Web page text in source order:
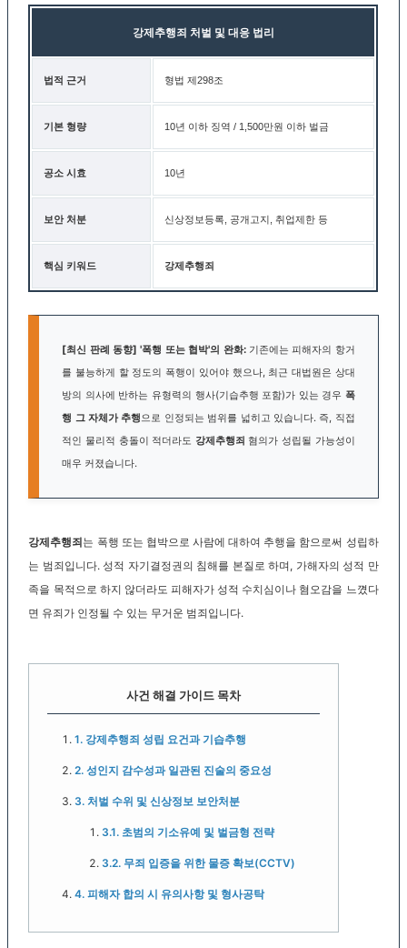
강제추행죄 처벌 및 대응 법리
법적 근거 형법 제298조
기본 형량 10년 이하 징역 / 1,500만원 이하 벌금
공소 시효 10년
보안 처분 신상정보등록, 공개고지, 취업제한 등
핵심 키워드 강제추행죄
[최신 판례 동향] '폭행 또는 협박'의 완화:기존에는 피해자의 항거
를 불능하게 할 정도의 폭행이 있어야 했으나, 최근 대법원은 상대
방의 의사에 반하는 유형력의 행사(기습추행 포함)가 있는 경우 폭
행 그 자체가 추행으로 인정되는 범위를 넓히고 있습니다. 즉, 직접
적인 물리적 충돌이 적더라도 강제추행죄 혐의가 성립될 가능성이
매우 커졌습니다.
강제추행죄는 폭행 또는 협박으로 사람에 대하여 추행을 함으로써 성립하
는 범죄입니다. 성적 자기결정권의 침해를 본질로 하며, 가해자의 성적 만
족을 목적으로 하지 않더라도 피해자가 성적 수치심이나 혐오감을 느꼈다
면 유죄가 인정될 수 있는 무거운 범죄입니다.
사건 해결 가이드 목차
1. 강제추행죄 성립 요건과 기습추행
2. 성인지 감수성과 일관된 진술의 중요성
3. 처벌 수위 및 신상정보 보안처분
3.1. 초범의 기소유예 및 벌금형 전략
3.2. 무죄 입증을 위한 물증 확보(CCTV)
4. 피해자 합의 시 유의사항 및 형사공탁